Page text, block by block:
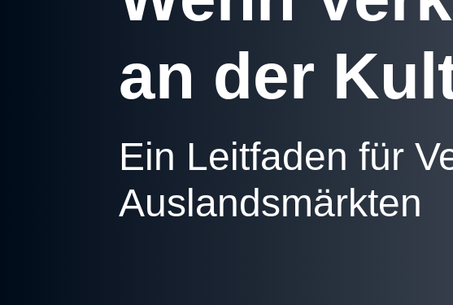
an der
Ein Leitfaden für
Auslandsmärkten